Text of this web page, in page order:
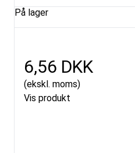
På lager
6,56 DKK
(ekskl. moms)
Vis produkt